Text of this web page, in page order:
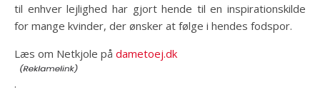
til enhver lejlighed har gjort hende til en inspirationskilde
for mange kvinder, der ønsker at følge i hendes fodspor.
Læs om Netkjole på dametoej.dk
.